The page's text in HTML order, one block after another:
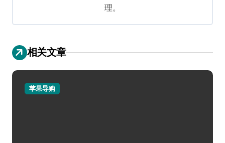
理。
相关文章
苹果导购